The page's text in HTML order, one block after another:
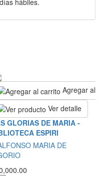
hábiles.
Agregar al
Ver detalle
GLORIAS DE MARIA -
ESPIRI
MARIA DE